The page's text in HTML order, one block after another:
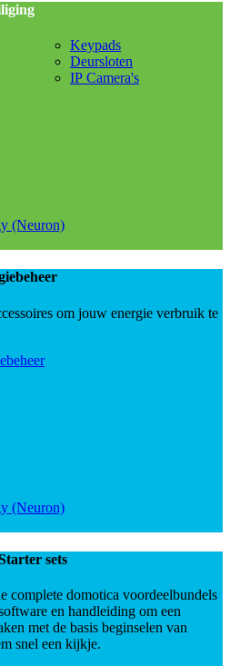
Keypads
Deursloten
IP Camera's
(Neuron)
om jouw energie verbruik te
(Neuron)
sets
complete domotica voordeelbundels
en handleiding om een
met de basis beginselen van
snel een kijkje.